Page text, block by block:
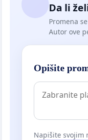
Da li
Promena
Autor ove
Opišite
Napišite svojim